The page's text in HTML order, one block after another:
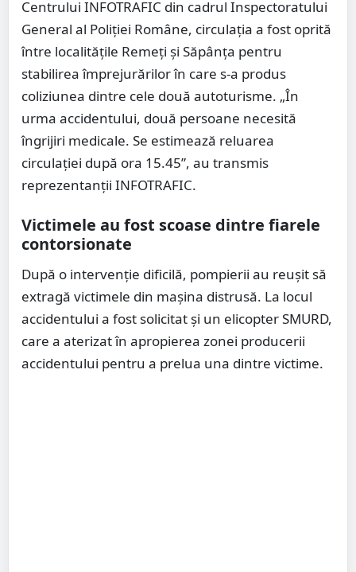
Centrului INFOTRAFIC din cadrul Inspectoratului
General al Poliției Române, circulația a fost oprită
între localitățile Remeți și Săpânța pentru
stabilirea împrejurărilor în care s-a produs
coliziunea dintre cele două autoturisme. „În
urma accidentului, două persoane necesită
îngrijiri medicale. Se estimează reluarea
circulației după ora 15.45”, au transmis
reprezentanții INFOTRAFIC.
Victimele au fost scoase dintre fiarele
contorsionate
După o intervenție dificilă, pompierii au reușit să
extragă victimele din mașina distrusă. La locul
accidentului a fost solicitat și un elicopter SMURD,
care a aterizat în apropierea zonei producerii
accidentului pentru a prelua una dintre victime.